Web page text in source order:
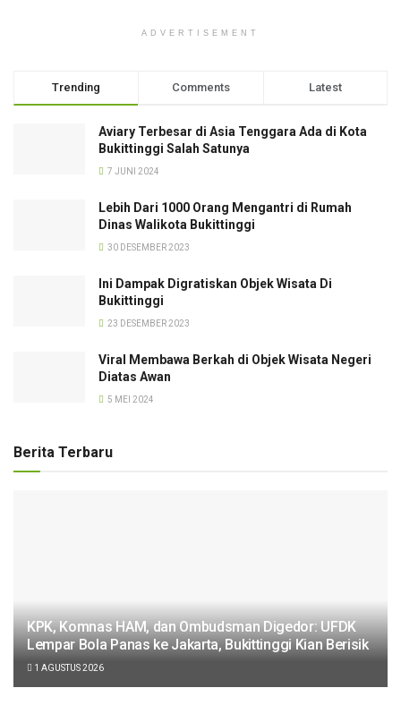
ADVERTISEMENT
Trending Comments Latest
Aviary Terbesar di Asia Tenggara Ada di Kota
Bukittinggi Salah Satunya
7 JUNI 2024
Lebih Dari 1000 Orang Mengantri di Rumah
Dinas Walikota Bukittinggi
30 DESEMBER 2023
Ini Dampak Digratiskan Objek Wisata Di
Bukittinggi
23 DESEMBER 2023
Viral Membawa Berkah di Objek Wisata Negeri
Diatas Awan
5 MEI 2024
Berita Terbaru
KPK, Komnas HAM, dan Ombudsman Digedor: UFDK
Lempar Bola Panas ke Jakarta, Bukittinggi Kian Berisik
1 AGUSTUS 2026